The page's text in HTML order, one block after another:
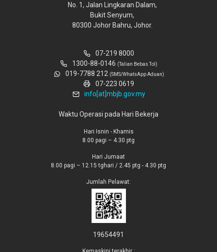
No. 1, Jalan Lingkaran Dalam,
Bukit Senyum,
80300 Johor Bahru, Johor.
07-219 8000
1300-88-0146 (Talian Bebas Tol)
019-7788 212 (SMS/WhatsApp Aduan)
07-223 0619
info[at]mbjb.gov.my
Waktu Operasi pada Hari Bekerja
Hari Isnin - Khamis
8.00 pagi – 4.30 ptg
Hari Jumaat
8.00 pagi – 12.15 tghari / 2.45 ptg - 4.30 ptg
Jumlah Pelawat:
19654491